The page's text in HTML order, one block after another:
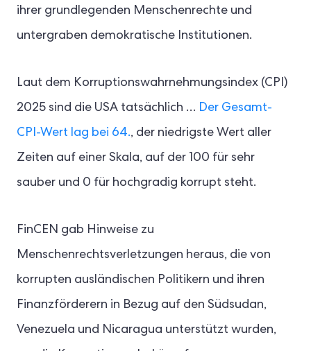
ihrer grundlegenden Menschenrechte und
untergraben demokratische Institutionen.
Laut dem Korruptionswahrnehmungsindex (CPI)
2025 sind die USA tatsächlich … Der Gesamt-
CPI-Wert lag bei 64., der niedrigste Wert aller
Zeiten auf einer Skala, auf der 100 für sehr
sauber und 0 für hochgradig korrupt steht.
FinCEN gab Hinweise zu
Menschenrechtsverletzungen heraus, die von
korrupten ausländischen Politikern und ihren
Finanzförderern in Bezug auf den Südsudan,
Venezuela und Nicaragua unterstützt wurden,